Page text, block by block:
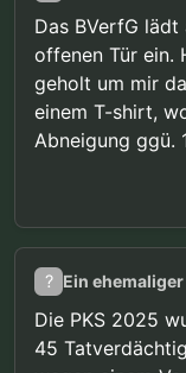
Das BVerfG
offenen Tür ein.
geholt um mir
einem T-shirt,
Abneigung ggü.
? Ein
Die PKS 2025
45